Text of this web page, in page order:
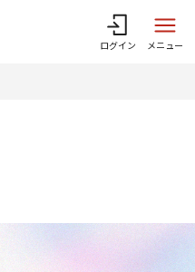
ログイン メニュー